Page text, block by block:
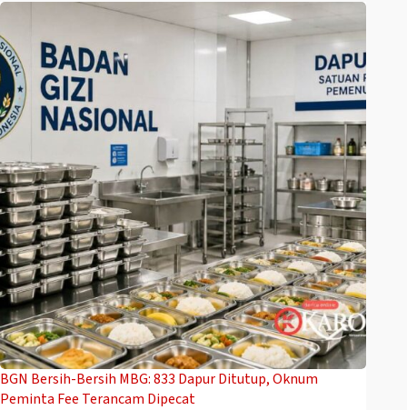
BGN Bersih-Bersih MBG: 833 Dapur Ditutup, Oknum
Peminta Fee Terancam Dipecat